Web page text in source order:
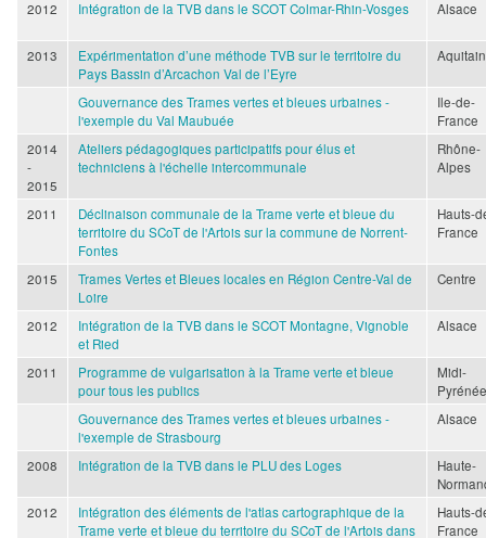
2012 Intégration de la TVB dans le SCOT Colmar-Rhin-Vosges Alsace
2013
Expérimentation d’une méthode TVB sur le territoire du
Pays Bassin d’Arcachon Val de l’Eyre
Gouvernance des Trames vertes et bleues urbaines -
l'exemple du Val Maubuée
Ile-de-
France
2014
-
2015
Ateliers pédagogiques participatifs pour élus et
techniciens à l'échelle intercommunale
Rhône-
Alpes
2011
Déclinaison communale de la Trame verte et bleue du
territoire du SCoT de l'Artois sur la commune de Norrent-
Fontes
Hauts-
France
2015
Trames Vertes et Bleues locales en Région Centre-Val de
Loire
Centre
2012
Intégration de la TVB dans le SCOT Montagne, Vignoble
et Ried
Alsace
2011
Programme de vulgarisation à la Trame verte et bleue
pour tous les publics
Midi-
Gouvernance des Trames vertes et bleues urbaines -
l'exemple de Strasbourg
Alsace
2008 Intégration de la TVB dans le PLU des Loges
Haute-
2012
Intégration des éléments de l'atlas cartographique de la
Trame verte et bleue du territoire du SCoT de l'Artois dans
Hauts-
France